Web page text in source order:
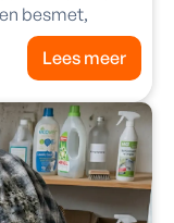
besmet,
Lees meer